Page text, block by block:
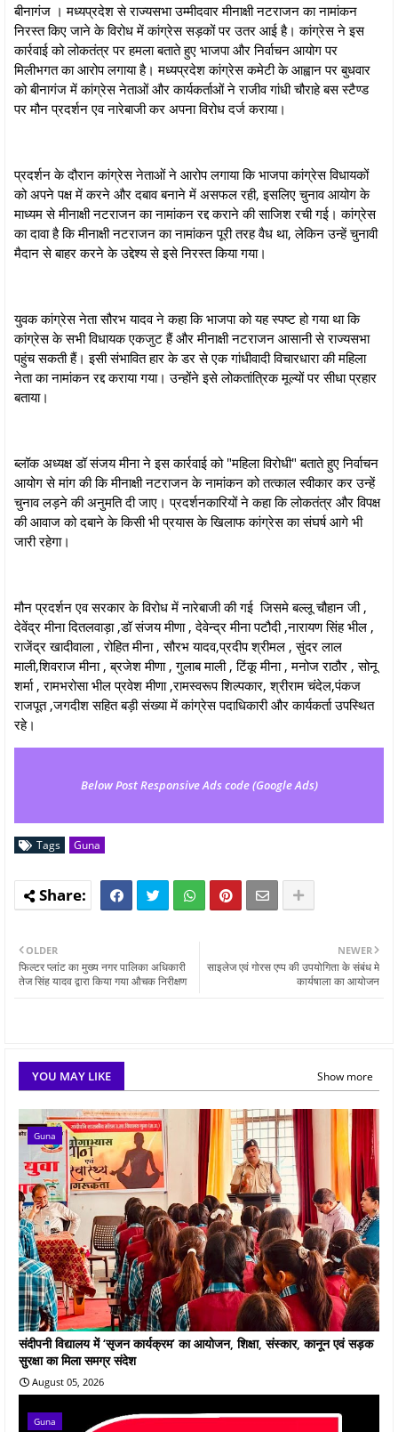
बीनागंज । मध्यप्रदेश से राज्यसभा उम्मीदवार मीनाक्षी नटराजन का नामांकन
निरस्त किए जाने के विरोध में कांग्रेस सड़कों पर उतर आई है। कांग्रेस ने इस
कार्रवाई को लोकतंत्र पर हमला बताते हुए भाजपा और निर्वाचन आयोग पर
मिलीभगत का आरोप लगाया है। मध्यप्रदेश कांग्रेस कमेटी के आह्वान पर बुधवार
को बीनागंज में कांग्रेस नेताओं और कार्यकर्ताओं ने राजीव गांधी चौराहे बस स्टैण्ड
पर मौन प्रदर्शन एव नारेबाजी कर अपना विरोध दर्ज कराया।
प्रदर्शन के दौरान कांग्रेस नेताओं ने आरोप लगाया कि भाजपा कांग्रेस विधायकों
को अपने पक्ष में करने और दबाव बनाने में असफल रही, इसलिए चुनाव आयोग के
माध्यम से मीनाक्षी नटराजन का नामांकन रद्द कराने की साजिश रची गई। कांग्रेस
का दावा है कि मीनाक्षी नटराजन का नामांकन पूरी तरह वैध था, लेकिन उन्हें चुनावी
मैदान से बाहर करने के उद्देश्य से इसे निरस्त किया गया।
युवक कांग्रेस नेता सौरभ यादव ने कहा कि भाजपा को यह स्पष्ट हो गया था कि
कांग्रेस के सभी विधायक एकजुट हैं और मीनाक्षी नटराजन आसानी से राज्यसभा
पहुंच सकती हैं। इसी संभावित हार के डर से एक गांधीवादी विचारधारा की महिला
नेता का नामांकन रद्द कराया गया। उन्होंने इसे लोकतांत्रिक मूल्यों पर सीधा प्रहार
बताया।
ब्लॉक अध्यक्ष डॉ संजय मीना ने इस कार्रवाई को "महिला विरोधी" बताते हुए निर्वाचन
आयोग से मांग की कि मीनाक्षी नटराजन के नामांकन को तत्काल स्वीकार कर उन्हें
चुनाव लड़ने की अनुमति दी जाए। प्रदर्शनकारियों ने कहा कि लोकतंत्र और विपक्ष
की आवाज को दबाने के किसी भी प्रयास के खिलाफ कांग्रेस का संघर्ष आगे भी
जारी रहेगा।
मौन प्रदर्शन एव सरकार के विरोध में नारेबाजी की गई जिसमे बल्लू चौहान जी ,
देवेंद्र मीना दितलवाड़ा ,डॉ संजय मीणा , देवेन्द्र मीना पटौदी ,नारायण सिंह भील ,
राजेंद्र खादीवाला , रोहित मीना , सौरभ यादव,प्रदीप श्रीमल , सुंदर लाल
माली,शिवराज मीना , ब्रजेश मीणा , गुलाब माली , टिंकू मीना , मनोज राठौर , सोनू
शर्मा , रामभरोसा भील प्रवेश मीणा ,रामस्वरूप शिल्पकार, श्रीराम चंदेल,पंकज
राजपूत ,जगदीश सहित बड़ी संख्या में कांग्रेस पदाधिकारी और कार्यकर्ता उपस्थित
रहे।
Below Post Responsive Ads code (Google Ads)
Tags Guna
NEWER
साइलेज एवं गोरस एप्प की उपयोगिता के संबंध मे
कार्यषाला का आयोजन
OLDER
फिल्टर प्लांट का मुख्य नगर पालिका अधिकारी
तेज सिंह यादव द्वारा किया गया औचक निरीक्षण
YOU MAY LIKE Show more
Guna
संदीपनी विद्यालय में ‘सृजन कार्यक्रम’ का आयोजन, शिक्षा, संस्कार, कानून एवं सड़क
सुरक्षा का मिला समग्र संदेश
August 05, 2026
Guna